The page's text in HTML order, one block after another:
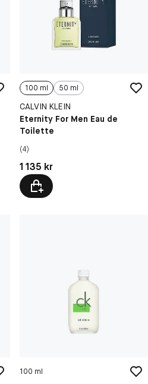
100 ml 50 ml
CALVIN KLEIN
Eternity For Men Eau de
Toilette
(4)
Pris: 1 135 kr
1 135 kr
100 ml